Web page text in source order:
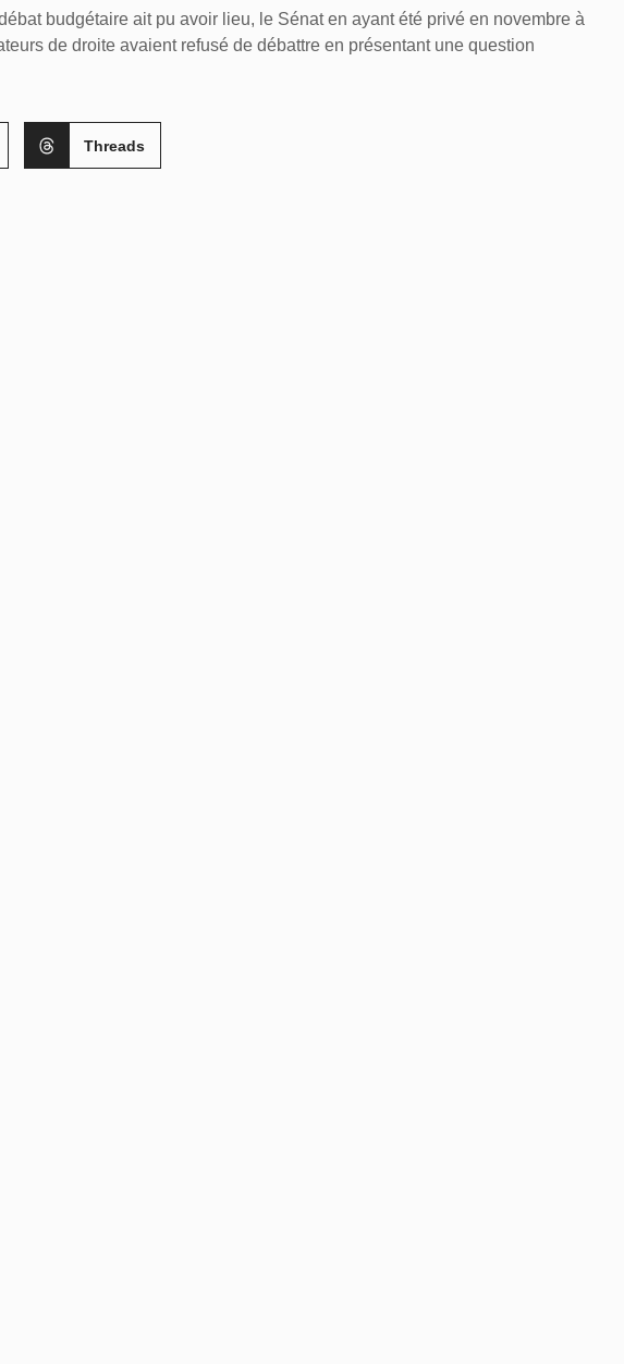
budgétaire ait pu avoir lieu, le Sénat en ayant été privé en novembre à
de droite avaient refusé de débattre en présentant une question
Threads